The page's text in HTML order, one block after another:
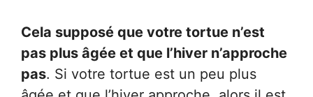
Cela supposé que votre tortue n’est
pas plus âgée et que l’hiver n’approche
pas. Si votre tortue est un peu plus